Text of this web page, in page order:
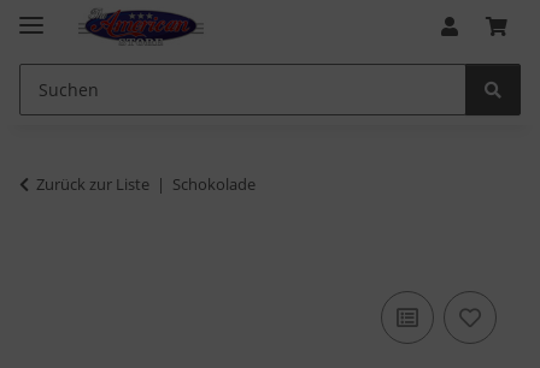
Zurück zur Liste Schokolade